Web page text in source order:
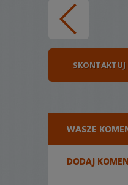
SKONTAKTUJ
WASZE
DODAJ